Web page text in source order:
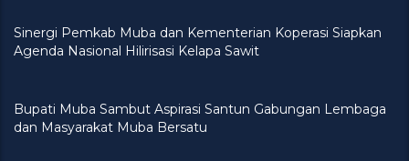
Sinergi Pemkab Muba dan Kementerian Koperasi Siapkan
Agenda Nasional Hilirisasi Kelapa Sawit
Bupati Muba Sambut Aspirasi Santun Gabungan Lembaga
dan Masyarakat Muba Bersatu